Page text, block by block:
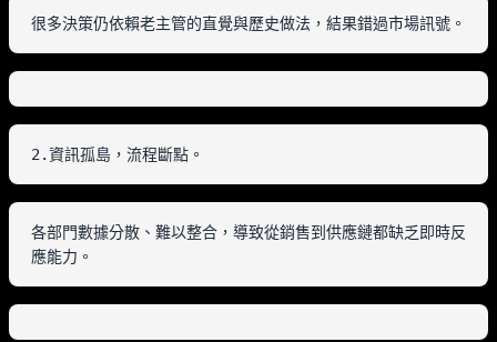
很多決策仍依賴老主管的直覺與歷史做法，結果錯過市場訊號。
2.資訊孤島，流程斷點。
各部門數據分散、難以整合，導致從銷售到供應鏈都缺乏即時反
應能力。